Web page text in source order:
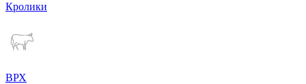
Кролики
ВРХ